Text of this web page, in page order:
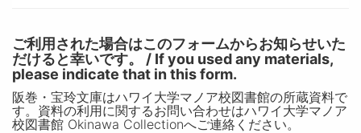
ご利用された場合はこのフォームからお知らせいた
だけると幸いです。 / If you used any materials,
please indicate that in this form.
阪巻・宝玲文庫はハワイ大学マノア校図書館の所蔵資料で
す。資料の利用に関するお問い合わせはハワイ大学マノア
校図書館 Okinawa Collectionへご連絡ください。